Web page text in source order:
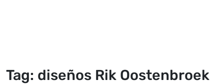
Tag: diseños Rik Oostenbroek